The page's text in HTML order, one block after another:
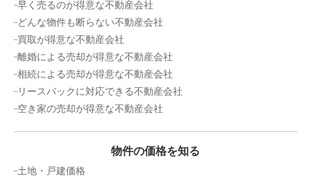
早く売るのが得意な不動産会社
どんな物件も断らない不動産会社
買取が得意な不動産会社
離婚による売却が得意な不動産会社
相続による売却が得意な不動産会社
リースバックに対応できる不動産会社
空き家の売却が得意な不動産会社
物件の価格を知る
土地・戸建価格